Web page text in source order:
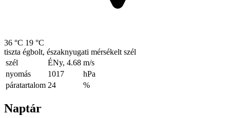
36 °C 19 °C
tiszta égbolt, északnyugati mérsékelt szél
szél
ÉNy, 4.68 m/s
nyomás
1017
hPa
páratartalom 24 %
Naptár